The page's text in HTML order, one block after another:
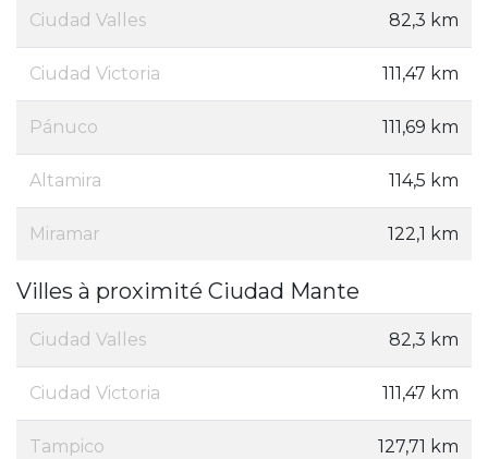
Ciudad Valles 82,3 km
Ciudad Victoria 111,47 km
Pánuco 111,69 km
Altamira 114,5 km
Miramar 122,1 km
Villes à proximité Ciudad Mante
Ciudad Valles 82,3 km
Ciudad Victoria 111,47 km
Tampico 127,71 km